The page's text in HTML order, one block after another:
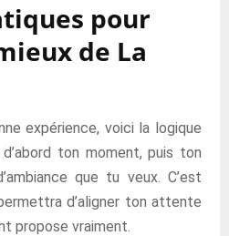
pour
de La
expérience, voici la logique
ton moment, puis ton
que tu veux. C’est
d’aligner ton attente
propose vraiment.